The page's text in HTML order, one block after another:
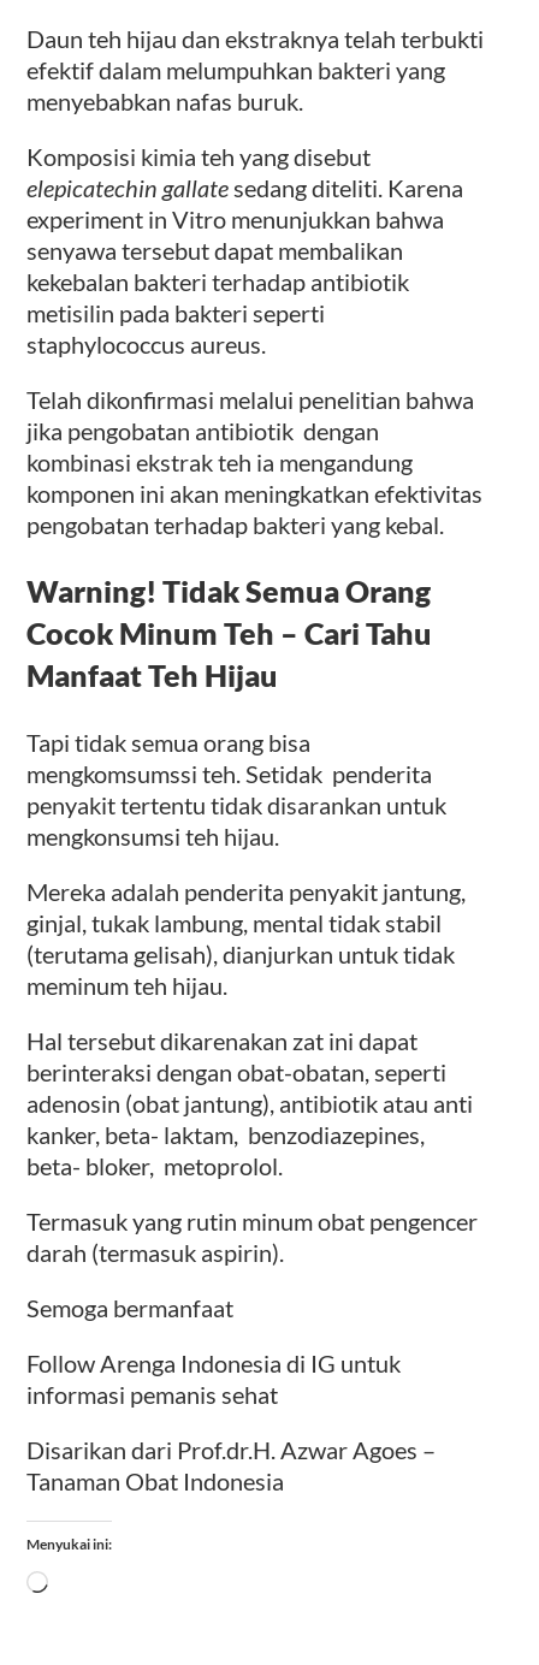
Daun teh hijau dan ekstraknya telah terbukti
efektif dalam melumpuhkan bakteri yang
menyebabkan nafas buruk.
Komposisi kimia teh yang disebut
elepicatechin gallatesedang diteliti. Karena
experiment in Vitro menunjukkan bahwa
senyawa tersebut dapat membalikan
kekebalan bakteri terhadap antibiotik
metisilin pada bakteri seperti
staphylococcus aureus.
Telah dikonfirmasi melalui penelitian bahwa
jika pengobatan antibiotik dengan
kombinasi ekstrak teh ia mengandung
komponen ini akan meningkatkan efektivitas
pengobatan terhadap bakteri yang kebal.
Warning! Tidak Semua Orang
Cocok Minum Teh – Cari Tahu
Manfaat Teh Hijau
Tapi tidak semua orang bisa
mengkomsumssi teh. Setidak penderita
penyakit tertentu tidak disarankan untuk
mengkonsumsi teh hijau.
Mereka adalah penderita penyakit jantung,
ginjal, tukak lambung, mental tidak stabil
(terutama gelisah), dianjurkan untuk tidak
meminum teh hijau.
Hal tersebut dikarenakan zat ini dapat
berinteraksi dengan obat-obatan, seperti
adenosin (obat jantung), antibiotik atau anti
kanker, beta- laktam, benzodiazepines,
beta- bloker, metoprolol.
Termasuk yang rutin minum obat pengencer
darah (termasuk aspirin).
Semoga bermanfaat
Follow Arenga Indonesia di IG untuk
informasi pemanis sehat
Disarikan dari Prof.dr.H. Azwar Agoes –
Tanaman Obat Indonesia
Menyukai ini:
Memuat...